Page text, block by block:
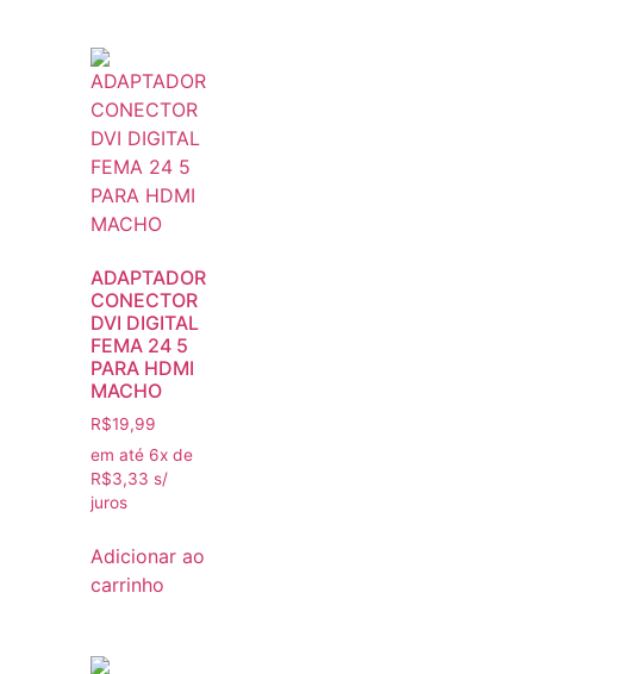
ADAPTADOR
CONECTOR
DVI DIGITAL
FEMA 24 5
PARA HDMI
MACHO
R$19,99
em até 6x de
R$3,33 s/
juros
Adicionar ao
carrinho